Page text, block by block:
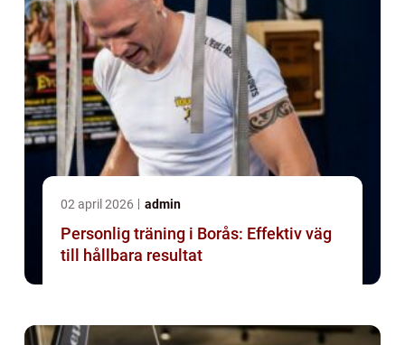
02 april 2026 admin
Personlig träning i Borås: Effektiv väg
till hållbara resultat